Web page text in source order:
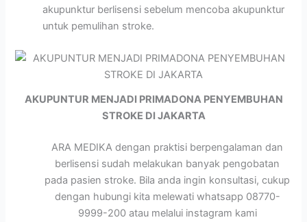
akupunktur berlisensi sebelum mencoba akupunktur
untuk pemulihan stroke.
AKUPUNTUR MENJADI PRIMADONA PENYEMBUHAN
STROKE DI JAKARTA
ARA MEDIKA dengan praktisi berpengalaman dan
berlisensi sudah melakukan banyak pengobatan
pada pasien stroke. Bila anda ingin konsultasi, cukup
dengan hubungi kita melewati whatsapp 08770-
9999-200 atau melalui instagram kami